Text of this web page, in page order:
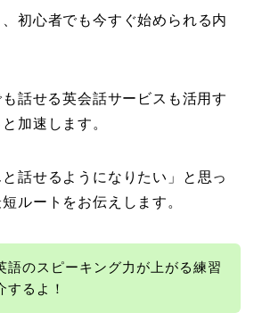
初心者でも今すぐ始められる内
話せる英会話サービスも活用す
加速します。
と話せるようになりたい」と思っ
ルートをお伝えします。
語のスピーキング力が上がる練習
するよ！